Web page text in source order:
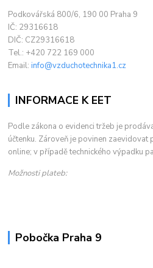
Podkovářská 800/6, 190 00 Praha 9
IČ: 29316618
DIČ: CZ29316618
Tel.: +420 722 169 000
Email:info@vzduchotechnika1.cz
INFORMACE K EET
Podle zákona o evidenci tržeb je
účtenku. Zároveň je povinen zaevidovat
online; v případě technického výpadku
Možnosti plateb:
Pobočka Praha 9